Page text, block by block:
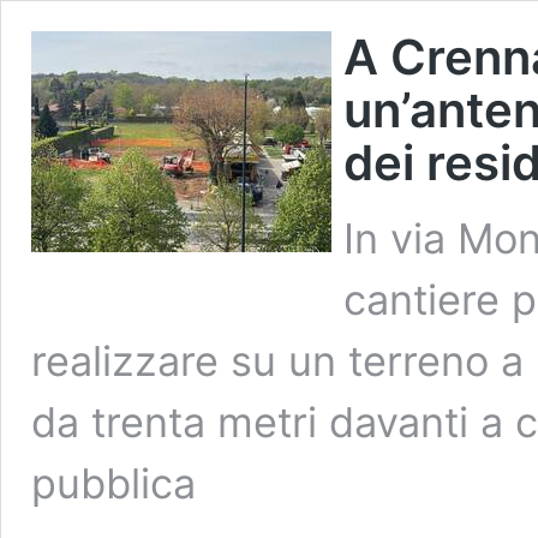
A
dei
In via
cantiere
realizzare su un terreno a
da trenta metri davanti a
pubblica